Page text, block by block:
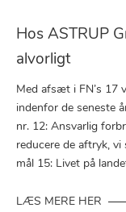
Hos ASTRUP
alvorligt
Med afsæt i FN’s 17
indenfor de seneste
nr. 12: Ansvarlig
reducere de aftryk,
mål 15: Livet på
LÆS MERE HER